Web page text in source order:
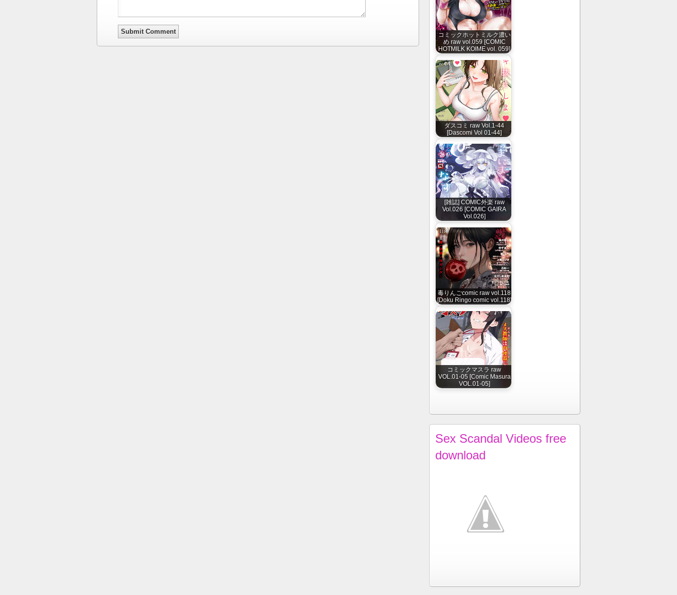
コミックホットミルク濃い
め raw vol.059 [COMIC
HOTMILK KOIME vol. 059]
ダスコミ raw Vol.1-44
[Dascomi Vol 01-44]
[雑誌] COMIC外楽 raw
Vol.026 [COMIC GAIRA
Vol.026]
毒りんごcomic raw vol.118
[Doku Ringo comic vol.118]
コミックマスラ raw
VOL.01-05 [Comic Masura
VOL.01-05]
Sex Scandal Videos free
download